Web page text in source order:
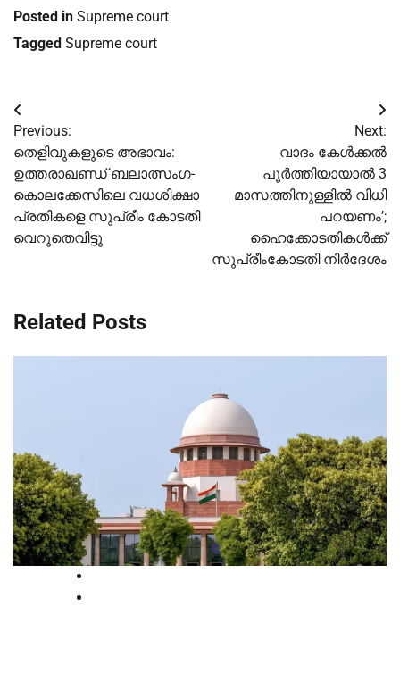
Posted in Supreme court
Tagged Supreme court
Post
navigation
Previous:
തെളിവുകളുടെ അഭാവം:
ഉത്തരാഖണ്ഡ് ബലാത്സംഗ-
കൊലക്കേസിലെ വധശിക്ഷാ
പ്രതികളെ സുപ്രീം കോടതി
വെറുതെവിട്ടു
Next:
വാദം കേൾക്കൽ
പൂർത്തിയായാൽ 3
മാസത്തിനുള്ളിൽ വിധി
പറയണം’;
ഹൈക്കോടതികൾക്ക്
സുപ്രീംകോടതി നിർദേശം
Related Posts